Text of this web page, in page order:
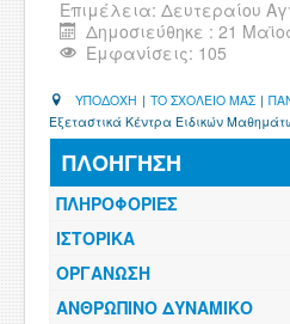
ΧΡΗΣΙΜΑ
ΕΠΙΚΟΙΝΩΝΙΑ
ΠΕΡΙΟΧΗ ΜΕΛΩΝ
Επιμέλεια: Δευτεραίου
Δημοσιεύθηκε : 21
Εμφανίσεις: 105
ΥΠΟΔΟΧΗ | ΤΟ ΣΧΟΛΕΙΟ ΜΑΣ |
Εξεταστικά Κέντρα Ειδικών
ΠΛΟΗΓΗΣΗ
ΠΛΗΡΟΦΟΡΙΕΣ
ΙΣΤΟΡΙΚΑ
ΟΡΓΑΝΩΣΗ
ΑΝΘΡΩΠΙΝΟ ΔΥΝΑΜΙΚΟ